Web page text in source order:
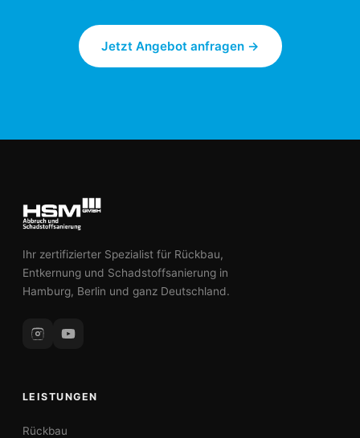
Jetzt Angebot anfragen →
Ihr zertifizierter Spezialist für Rückbau,
Entkernung und Schadstoffsanierung in
Hamburg, Berlin und ganz Deutschland.
LEISTUNGEN
Rückbau